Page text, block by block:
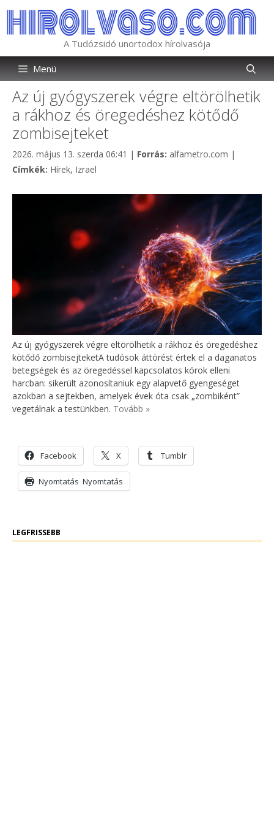
tartalomba
A Tudózsidó unortodox hírolvasója
Menü
Az új gyógyszerek végre eltörölhetik
a rákhoz és öregedéshez kötődő
zombisejteket
2026. május 13. szerda 06:41 | Forrás: Kategória
alfametro.com |
Címkék: Címkék
Hírek, Izrael
Az új gyógyszerek végre eltörölhetik a rákhoz és öregedéshez
kötődő zombisejteketA tudósok áttörést értek el a daganatos
betegségek és az öregedéssel kapcsolatos kórok elleni
harcban: sikerült azonosítaniuk egy alapvető gyengeséget
azokban a sejtekben, amelyek évek óta csak „zombiként”
vegetálnak a testünkben. Tovább »
Facebook X Tumblr
Nyomtatás Nyomtatás
LEGFRISSEBB